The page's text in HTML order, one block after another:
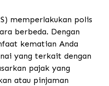
memperlakukan polis
berbeda. Dengan
kematian Anda
yang terkait dengan
pajak yang
atau pinjaman